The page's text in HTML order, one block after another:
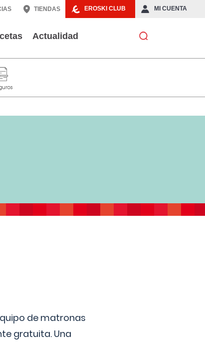
EROSKI CLUB MI CUENTA
TIENDAS
Actualidad
de matronas
gratuita. Una